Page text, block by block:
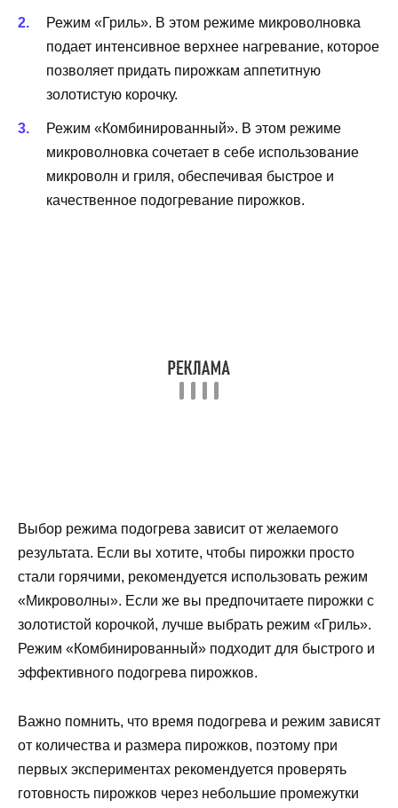
Режим «Гриль». В этом режиме микроволновка
подает интенсивное верхнее нагревание, которое
позволяет придать пирожкам аппетитную
золотистую корочку.
Режим «Комбинированный». В этом режиме
микроволновка сочетает в себе использование
микроволн и гриля, обеспечивая быстрое и
качественное подогревание пирожков.
Выбор режима подогрева зависит от желаемого
результата. Если вы хотите, чтобы пирожки просто
стали горячими, рекомендуется использовать режим
«Микроволны». Если же вы предпочитаете пирожки с
золотистой корочкой, лучше выбрать режим «Гриль».
Режим «Комбинированный» подходит для быстрого и
эффективного подогрева пирожков.
Важно помнить, что время подогрева и режим зависят
от количества и размера пирожков, поэтому при
первых экспериментах рекомендуется проверять
готовность пирожков через небольшие промежутки